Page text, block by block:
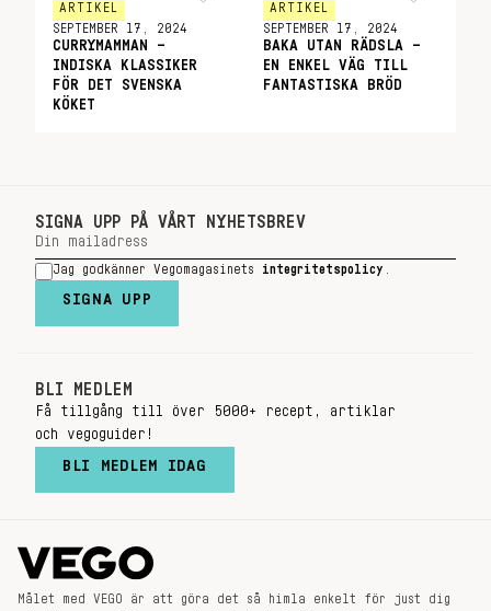
ARTIKEL
SEPTEMBER 17, 2024
CURRYMAMMAN –
INDISKA KLASSIKER
FÖR DET SVENSKA
KÖKET
ARTIKEL
SEPTEMBER 17, 2024
BAKA UTAN RÄDSLA –
EN ENKEL VÄG TILL
FANTASTISKA BRÖD
SIGNA UPP PÅ VÅRT NYHETSBREV
Jag godkänner Vegomagasinets integritetspolicy
SIGNA UPP
BLI MEDLEM
Få tillgång till över 5000+ recept, artiklar
och vegoguider!
BLI MEDLEM IDAG
Målet med VEGO är att göra det så himla enkelt för just dig